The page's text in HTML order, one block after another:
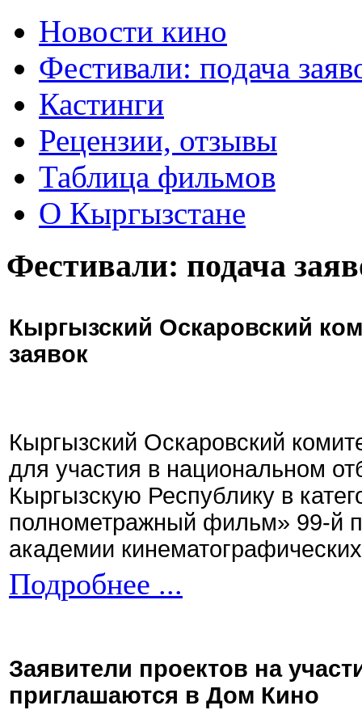
Новости кино
Фестивали: подача
Кастинги
Рецензии, отзывы
Таблица фильмов
О Кыргызстане
Фестивали: подача
Кыргызский Оскаровский
заявок
Кыргызский Оскаровский
для участия в национальном
Кыргызскую Республику в
полнометражный фильм» 99-й
академии
Подробнее ...
Заявители проектов на
приглашаются в Дом Кино